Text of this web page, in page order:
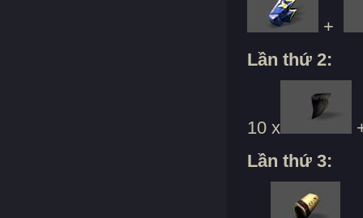
+
Lần thứ 2:
10 x
Lần thứ 3: